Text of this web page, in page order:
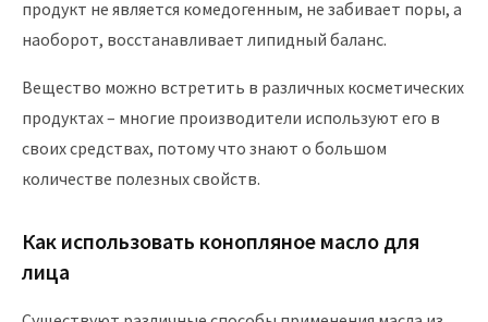
продукт не является комедогенным, не забивает поры, а
наоборот, восстанавливает липидный баланс.
Вещество можно встретить в различных косметических
продуктах – многие производители используют его в
своих средствах, потому что знают о большом
количестве полезных свойств.
Как использовать конопляное масло для
лица